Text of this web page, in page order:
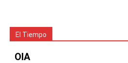
El Tiempo
OIA